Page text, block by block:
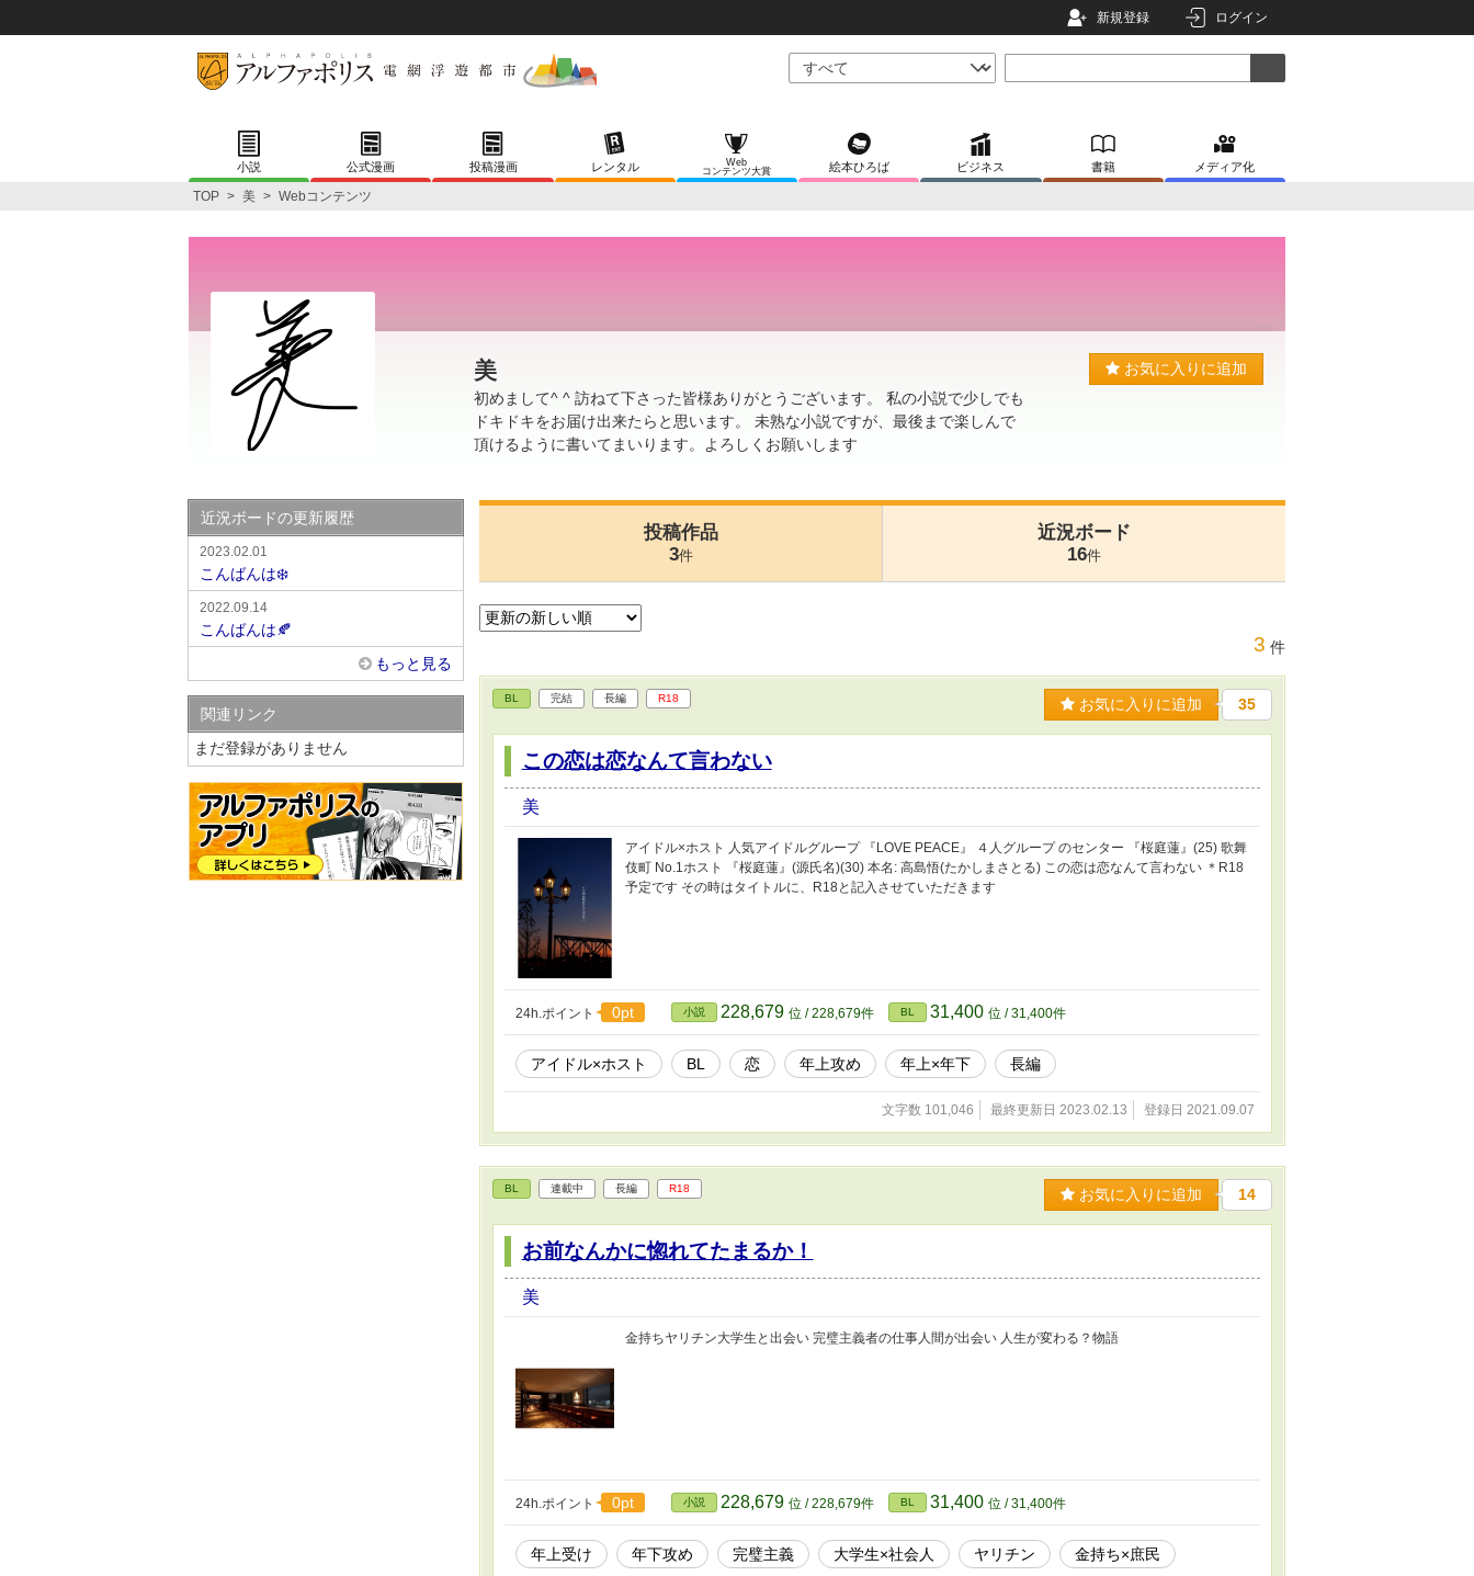
新規登録 ログイン
小説 公式漫画 投稿漫画 レンタル
Web
コンテンツ大賞
絵本ひろば ビジネス 書籍 メディア化
TOP > 美 > Webコンテンツ
美
初めまして^ ^ 訪ねて下さった皆様ありがとうございます。 私の小説で少しでも
ドキドキをお届け出来たらと思います。 未熟な小説ですが、最後まで楽しんで
頂けるように書いてまいります。よろしくお願いします
お気に入りに追加
投稿作品
3件
近況ボード
16件
3 件
BL 完結 長編 R18 お気に入りに追加 35
この恋は恋なんて言わない
美
アイドル×ホスト 人気アイドルグループ 『LOVE PEACE』 ４人グループ のセンター 『桜庭蓮』(25) 歌舞
伎町 No.1ホスト 『桜庭蓮』(源氏名)(30) 本名: 高島悟(たかしまさとる) この恋は恋なんて言わない ＊R18
予定です その時はタイトルに、R18と記入させていただきます
24h.ポイント 0pt 小説 228,679 位 / 228,679件 BL 31,400 位 / 31,400件
アイドル×ホスト BL 恋 年上攻め 年上×年下 長編
文字数 101,046 最終更新日 2023.02.13 登録日 2021.09.07
BL 連載中 長編 R18 お気に入りに追加 14
お前なんかに惚れてたまるか！
美
金持ちヤリチン大学生と出会い 完璧主義者の仕事人間が出会い 人生が変わる？物語
24h.ポイント 0pt 小説 228,679 位 / 228,679件 BL 31,400 位 / 31,400件
年上受け 年下攻め 完璧主義 大学生×社会人 ヤリチン 金持ち×庶民
近況ボードの更新履歴
2023.02.01
こんばんは❄️
2022.09.14
こんばんは🍂
もっと見る
関連リンク
まだ登録がありません